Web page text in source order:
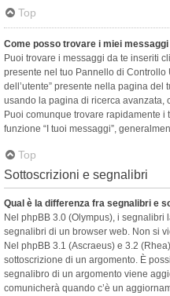
Top
Come posso trovare i miei
Puoi trovare i messaggi da te inseriti
presente nel tuo Pannello di Controllo
dell’utente” presente nella pagina
usando la pagina di ricerca avanzata,
Puoi comunque trovare rapidamente
funzione “I tuoi messaggi”,
Top
Sottoscrizioni e segnalibri
Qual è la differenza fra segnalibri e
Nel phpBB 3.0 (Olympus), i
segnalibri di un browser web. Non si
Nel phpBB 3.1 (Ascraeus) e 3.2
sottoscrizione di un argomento. È
segnalibro di un argomento viene
comunicherà quando c’è un